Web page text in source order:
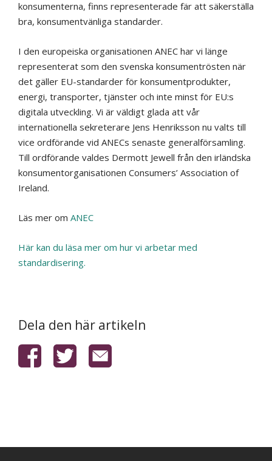
konsumenterna, finns representerade fär att säkerställa
bra, konsumentvänliga standarder.
I den europeiska organisationen ANEC har vi länge
representerat som den svenska konsumentrösten när
det gäller EU-standarder för konsumentprodukter,
energi, transporter, tjänster och inte minst för EU:s
digitala utveckling. Vi är väldigt glada att vår
internationella sekreterare Jens Henriksson nu valts till
vice ordförande vid ANECs senaste generalförsamling.
Till ordförande valdes Dermott Jewell från den irländska
konsumentorganisationen Consumers’ Association of
Ireland.
Läs mer om ANEC
Här kan du läsa mer om hur vi arbetar med
standardisering.
Dela den här artikeln